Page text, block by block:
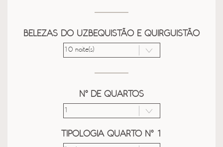
BELEZAS DO UZBEQUISTÃO E QUIRGUISTÃO
Nº DE QUARTOS
TIPOLOGIA QUARTO Nº 1